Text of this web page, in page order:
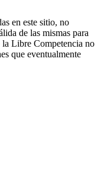
en este sitio, no
de las mismas para
la Libre Competencia no
que eventualmente